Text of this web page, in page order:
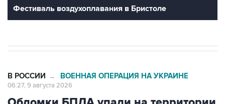
Фестиваль воздухоплавания в Бристоле
В РОССИИ → ВОЕННАЯ ОПЕРАЦИЯ НА УКРАИНЕ
06:27, 9 августа 2026